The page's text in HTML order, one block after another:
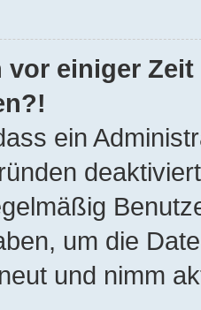
vor einiger
ein
um die
und nimm